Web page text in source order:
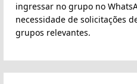
ingressar no grupo no
necessidade de solicitações
grupos relevantes.